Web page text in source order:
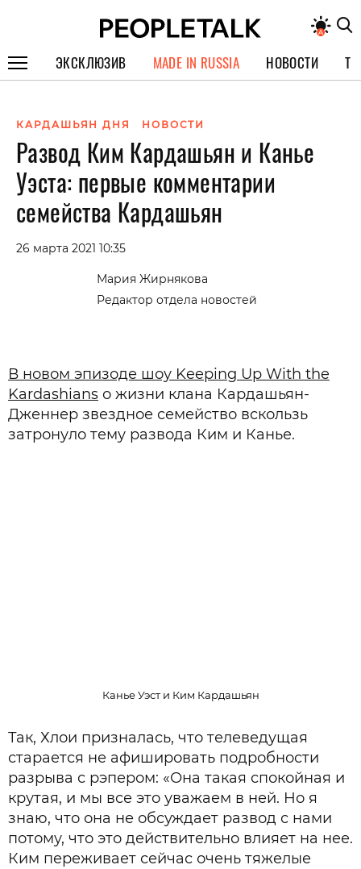
ЭКСКЛЮЗИВ
СПЕЦПРОЕКТЫ
ИНТЕРВЬЮ
ПОКОЛЕНИЕ
MADE IN RUSSIA НОВОСТИ
КАРДАШЬЯН ДНЯ НОВОСТИ
Развод Ким Кардашьян и Канье
Уэста: первые комментарии
семейства Кардашьян
26 марта 2021 10:35
Мария Жирнякова
Редактор отдела новостей
В новом эпизоде шоу Keeping Up With the
Kardashians о жизни клана Кардашьян-
Дженнер звездное семейство вскользь
затронуло тему развода Ким и Канье.
Канье Уэст и Ким Кардашьян
Так, Хлои призналась, что телеведущая
старается не афишировать подробности
разрыва с рэпером: «Она такая спокойная и
крутая, и мы все это уважаем в ней. Но я
знаю, что она не обсуждает развод с нами
потому, что это действительно влияет на нее.
Ким переживает сейчас очень тяжелые